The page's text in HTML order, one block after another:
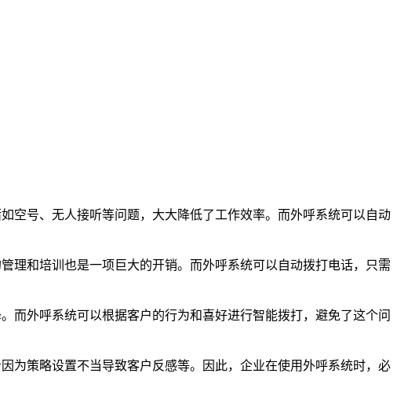
空号、无人接听等问题，大大降低了工作效率。而外呼系统可以自动
理和培训也是一项巨大的开销。而外呼系统可以自动拨打电话，只需
而外呼系统可以根据客户的行为和喜好进行智能拨打，避免了这个问
为策略设置不当导致客户反感等。因此，企业在使用外呼系统时，必